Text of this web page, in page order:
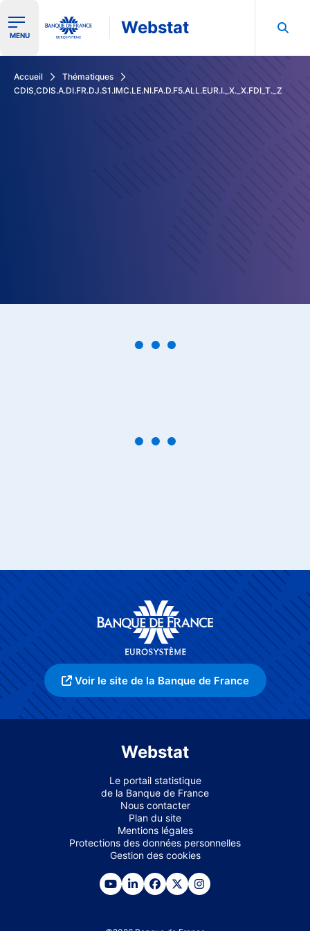
Ouvrir le menu de navigation
MENU Webstat
Accueil
Thématiques
CDIS,CDIS.A.DI.FR.DJ.S1.IMC.LE.NI.FA.D.F5.ALL.EUR.I._X._X.FDI_T._Z
Voir le site de la Banque de France
Webstat
Le portail statistique
de la Banque de France
Nous contacter
Plan du site
Mentions légales
Protections des données personnelles
Gestion des cookies